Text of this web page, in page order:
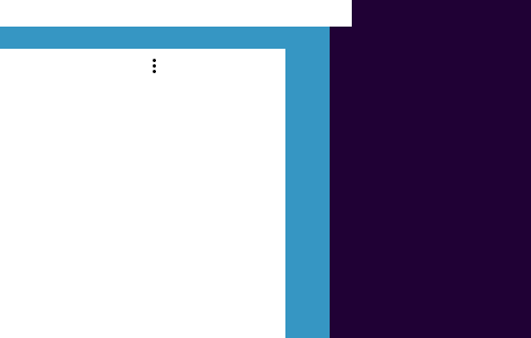
L'obsession amoureuse